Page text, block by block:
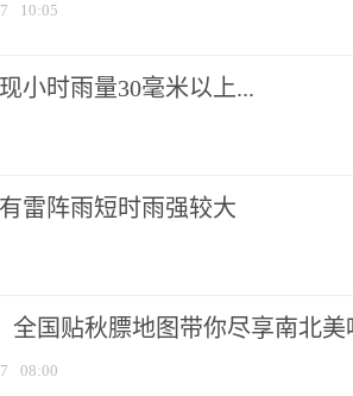
10:05
小时雨量30毫米以上...
雷阵雨短时雨强较大
全国贴秋膘地图带你尽享南北美
08:00